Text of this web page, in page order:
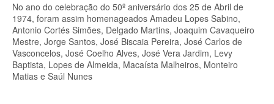
No ano do celebração do 50º aniversário dos 25 de Abril de
1974, foram assim homenageados Amadeu Lopes Sabino,
Antonio Cortés Simões, Delgado Martins, Joaquim Cavaqueiro
Mestre, Jorge Santos, José Biscaia Pereira, José Carlos de
Vasconcelos, José Coelho Alves, José Vera Jardim, Levy
Baptista, Lopes de Almeida, Macaísta Malheiros, Monteiro
Matias e Saúl Nunes